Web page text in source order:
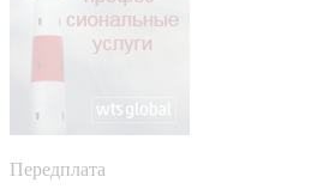
Передплата